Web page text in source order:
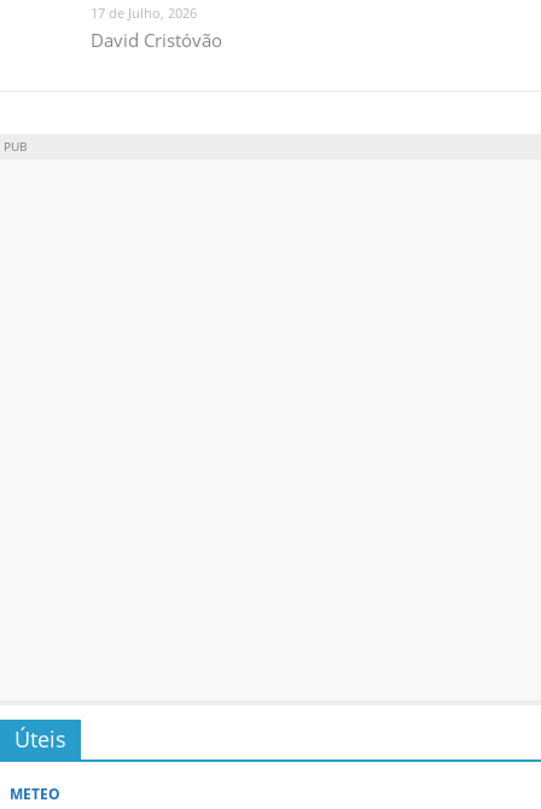
17 de Julho, 2026
David Cristóvão
PUB
Úteis
METEO